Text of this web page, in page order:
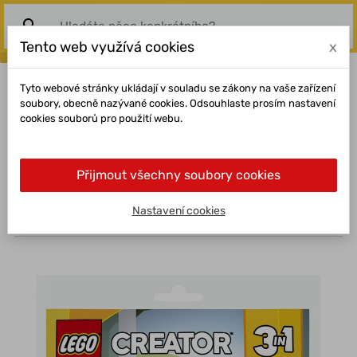
search
DOMŮ
NOVINKY
JINDE NENAJDETE
Všechny kategorie LEGO® Creator 3 v 1
Tento web využívá cookies x
Tyto webové stránky ukládají v souladu se zákony na vaše zařízení
soubory, obecně nazývané cookies. Odsouhlaste prosím nastavení
cookies souborů pro použití webu.
Přijmout všechny soubory cookies
Nastavení cookies